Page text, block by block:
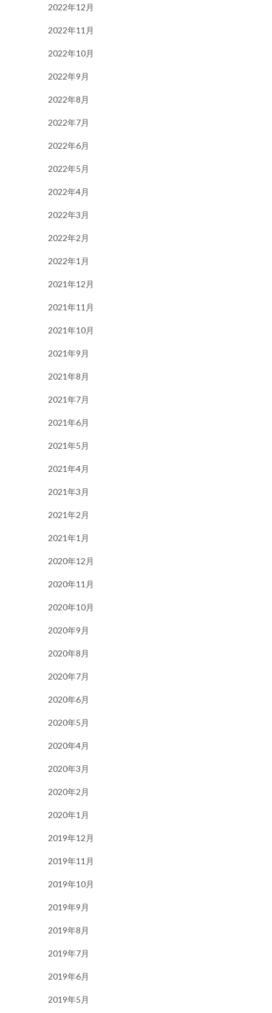
2022年12月
2022年11月
2022年10月
2022年9月
2022年8月
2022年7月
2022年6月
2022年5月
2022年4月
2022年3月
2022年2月
2022年1月
2021年12月
2021年11月
2021年10月
2021年9月
2021年8月
2021年7月
2021年6月
2021年5月
2021年4月
2021年3月
2021年2月
2021年1月
2020年12月
2020年11月
2020年10月
2020年9月
2020年8月
2020年7月
2020年6月
2020年5月
2020年4月
2020年3月
2020年2月
2020年1月
2019年12月
2019年11月
2019年10月
2019年9月
2019年8月
2019年7月
2019年6月
2019年5月